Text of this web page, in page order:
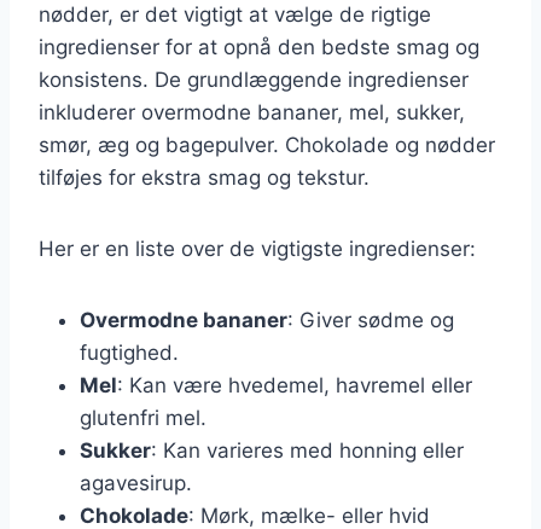
nødder, er det vigtigt at vælge de rigtige
ingredienser for at opnå den bedste smag og
konsistens. De grundlæggende ingredienser
inkluderer overmodne bananer, mel, sukker,
smør, æg og bagepulver. Chokolade og nødder
tilføjes for ekstra smag og tekstur.
Her er en liste over de vigtigste ingredienser:
Overmodne bananer: Giver sødme og
fugtighed.
Mel: Kan være hvedemel, havremel eller
glutenfri mel.
Sukker: Kan varieres med honning eller
agavesirup.
Chokolade: Mørk, mælke- eller hvid